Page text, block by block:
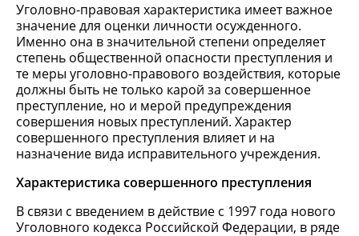
Уголовно-правовая характеристика имеет важное
значение для оценки личности осужденного.
Именно она в значительной степени определяет
степень общественной опасности преступления и
те меры уголовно-правового воздействия, которые
должны быть не только карой за совершенное
преступление, но и мерой предупреждения
совершения новых преступлений. Характер
совершенного преступления влияет и на
назначение вида исправительного учреждения.
Характеристика совершенного преступления
В связи с введением в действие с 1997 года нового
Уголовного кодекса Российской Федерации, в ряде